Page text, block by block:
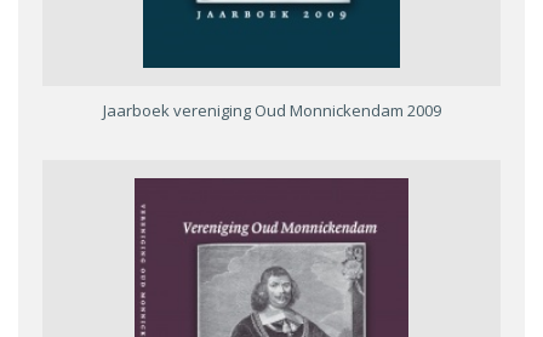
Jaarboek vereniging Oud Monnickendam 2009